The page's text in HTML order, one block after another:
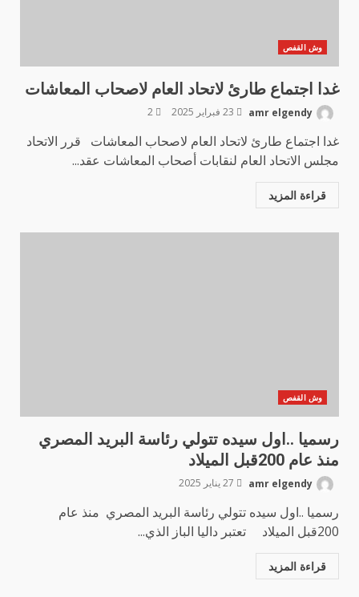
وش القفص
غدا اجتماع طارئ لاتحاد العام لاصحاب المعاشات
2
غدا اجتماع طارئ لاتحاد العام لاصحاب المعاشات قرر الاتحاد
مجلس الاتحاد العام لنقابات أصحاب المعاشات عقد...
قراءة المزيد
وش القفص
رسميا ..اول سيده تتولي رئاسة البريد المصري
منذ عام 200قبل الميلاد
رسميا ..اول سيده تتولي رئاسة البريد المصري منذ عام
200قبل الميلاد تعتبر داليا الباز الذي...
قراءة المزيد